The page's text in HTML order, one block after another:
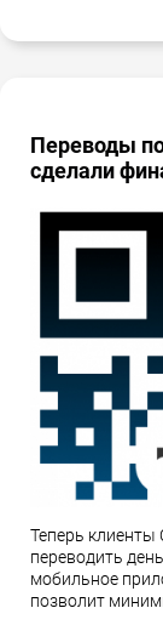
Переводы
сделали
Теперь клиенты
переводить
мобильное
позволит